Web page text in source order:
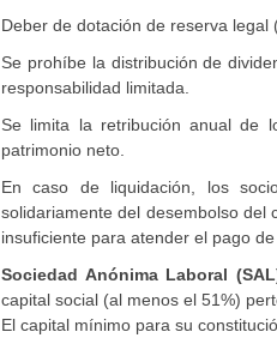
Deber de dotación de reserva
Se prohíbe la distribución de
responsabilidad limitada.
Se limita la retribución anual de
patrimonio neto.
En caso de liquidación, los
solidariamente del desembolso del
insuficiente para atender el pago
Sociedad Anónima Laboral
capital social (al menos el 51%)
El capital mínimo para su